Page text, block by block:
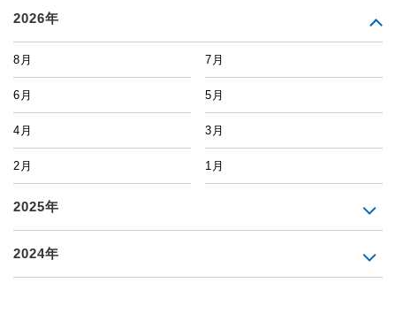
2026年
8月 7月
6月 5月
4月 3月
2月 1月
2025年
2024年